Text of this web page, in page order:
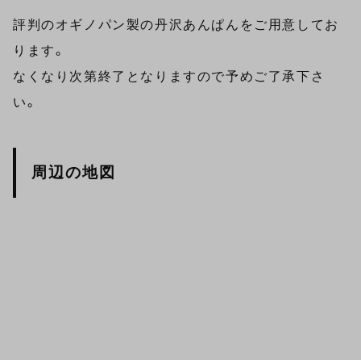
評判のオギノパン製の丹沢あんぱんをご用意してお
ります。
なくなり次第終了となりますので予めご了承下さ
い。
周辺の地図